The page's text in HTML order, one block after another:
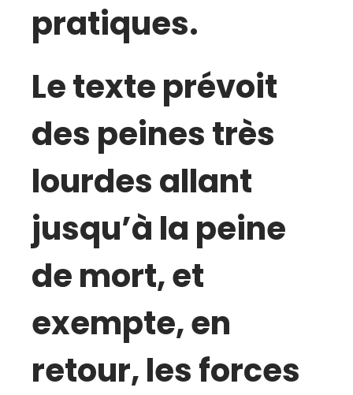
pratiques.
Le texte prévoit
des peines très
lourdes allant
jusqu’à la peine
de mort, et
exempte, en
retour, les forces